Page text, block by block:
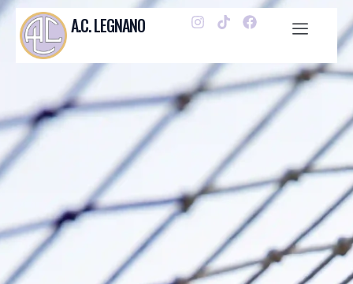
A.C. LEGNANO